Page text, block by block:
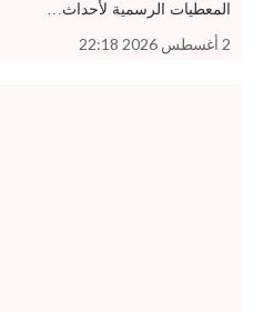
المعطيات الرسمية لأحداث…
2 أغسطس 2026 22:18